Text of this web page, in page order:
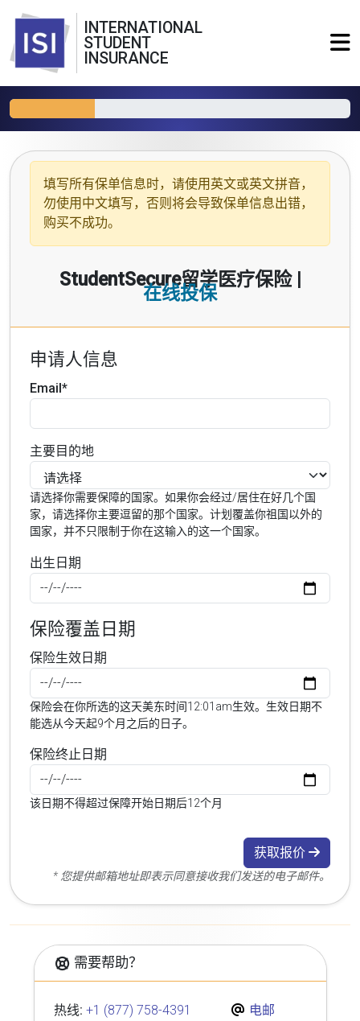
INTERNATIONAL
STUDENT
INSURANCE
填写所有保单信息时，请使用 英文或英文拼音，
勿使用中文填写，否则将会导致保单信息出错，
购买不成功。
StudentSecure留学医疗保险 |
在线投保
申请人信息
Email*
主要目的地
请选择你需要保障的国家。如果你会经过/居住在好几个国
家，请选择你主要逗留的那个国家。计划覆盖你祖国以外的
国家，并不只限制于你在这输入的这一个国家。
出生日期
保险覆盖日期
保险生效日期
保险会在你所选的这天美东时间12:01am生效。生效日期不
能选从今天起9个月之后的日子。
保险终止日期
该日期不得超过保障开始日期后12个月
获取报价
* 您提供邮箱地址即表示同意接收我们发送的电子邮件。
需要帮助？
热线: +1 (877) 758-4391
电邮